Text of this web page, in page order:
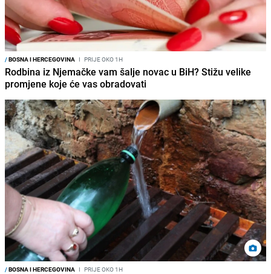
/BOSNA I HERCEGOVINA I PRIJE OKO 1H
Rodbina iz Njemačke vam šalje novac u BiH? Stižu velike
promjene koje će vas obradovati
/BOSNA I HERCEGOVINA I PRIJE OKO 1H